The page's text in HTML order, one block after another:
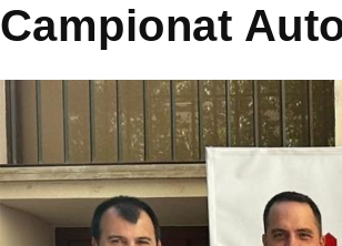
Campionat